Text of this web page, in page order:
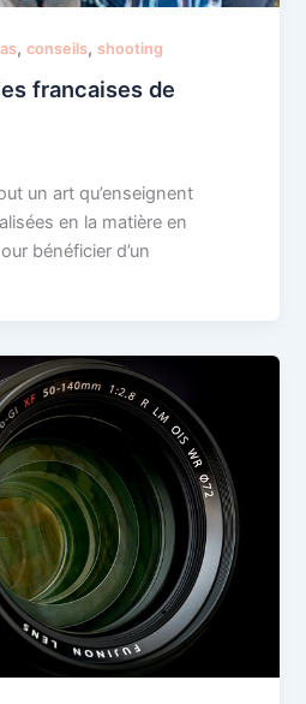
,conseils,shooting
francaises de
un art qu’enseignent
en la matière en
bénéficier d’un